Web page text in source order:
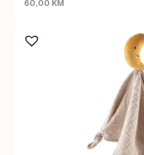
60,00 KM